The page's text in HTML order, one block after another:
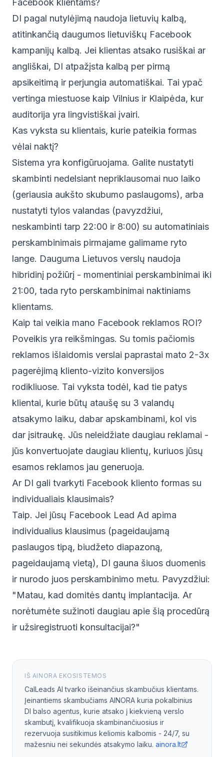
Facebook klientams?
DI pagal nutylėjimą naudoja lietuvių kalbą,
atitinkančią daugumos lietuviškų Facebook
kampanijų kalbą. Jei klientas atsako rusiškai ar
angliškai, DI atpažįsta kalbą per pirmą
apsikeitimą ir perjungia automatiškai. Tai ypač
vertinga miestuose kaip Vilnius ir Klaipėda, kur
auditorija yra lingvistiškai įvairi.
Kas vyksta su klientais, kurie pateikia formas
vėlai naktį?
Sistema yra konfigūruojama. Galite nustatyti
skambinti nedelsiant nepriklausomai nuo laiko
(geriausia aukšto skubumo paslaugoms), arba
nustatyti tylos valandas (pavyzdžiui,
neskambinti tarp 22:00 ir 8:00) su automatiniais
perskambinimais pirmajame galimame ryto
lange. Dauguma Lietuvos verslų naudoja
hibridinį požiūrį - momentiniai perskambinimai iki
21:00, tada ryto perskambinimai naktiniams
klientams.
Kaip tai veikia mano Facebook reklamos ROI?
Poveikis yra reikšmingas. Su tomis pačiomis
reklamos išlaidomis verslai paprastai mato 2-3x
pagerėjimą kliento-vizito konversijos
rodikliuose. Tai vyksta todėl, kad tie patys
klientai, kurie būtų ataušę su 3 valandų
atsakymo laiku, dabar apskambinami, kol vis
dar įsitraukę. Jūs neleidžiate daugiau reklamai -
jūs konvertuojate daugiau klientų, kuriuos jūsų
esamos reklamos jau generuoja.
Ar DI gali tvarkyti Facebook kliento formas su
individualiais klausimais?
Taip. Jei jūsų Facebook Lead Ad apima
individualius klausimus (pageidaujamą
paslaugos tipą, biudžeto diapazoną,
pageidaujamą vietą), DI gauna šiuos duomenis
ir nurodo juos perskambinimo metu. Pavyzdžiui:
"Matau, kad domitės dantų implantacija. Ar
norėtumėte sužinoti daugiau apie šią procedūrą
ir užsiregistruoti konsultacijai?"
IŠ AINORA EKOSISTEMOS
CalLeads AI tvarko išeinančius skambučius klientams.
Įeinantiems skambučiams AINORA kuria pokalbinius
DI balso agentus, kurie atsako į kiekvieną verslo
skambutį, kvalifikuoja skambinančiuosius ir
rezervuoja susitikimus keliomis kalbomis - 24/7, su
mažesniu nei sekundės atsakymo laiku. ainora.lt